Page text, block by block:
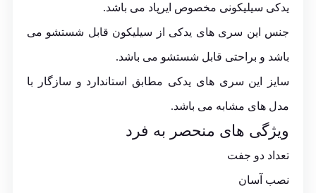
یدکی سیلیکونی مخصوص ایرپاد می باشد.
جنس این سری های یدکی از سیلیکون قابل شستشو می
باشد و براحتی قابل شستشو می باشد.
سایز این سری های یدکی مطابق استاندارد و سازگار با
مدل های مشابه می باشد.
ویژگی های منحصر به فرد
تعداد دو جفت
نصب آسان